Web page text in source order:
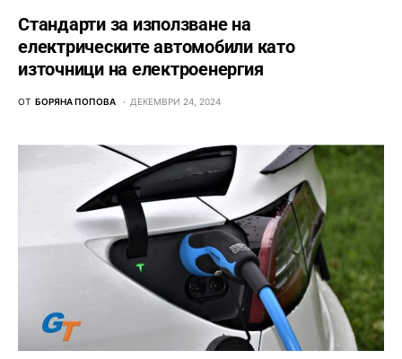
Стандарти за използване на
електрическите автомобили като
източници на електроенергия
ОТ БОРЯНА ПОПОВА ДЕКЕМВРИ 24, 2024